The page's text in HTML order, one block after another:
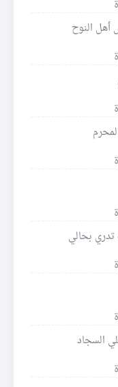
النوح
بحالي
السجاد